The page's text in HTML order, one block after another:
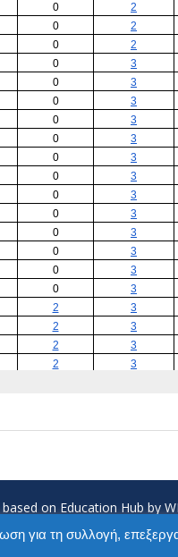
on Education Hub by
Education Hub byWEN
για τη συλλογή,